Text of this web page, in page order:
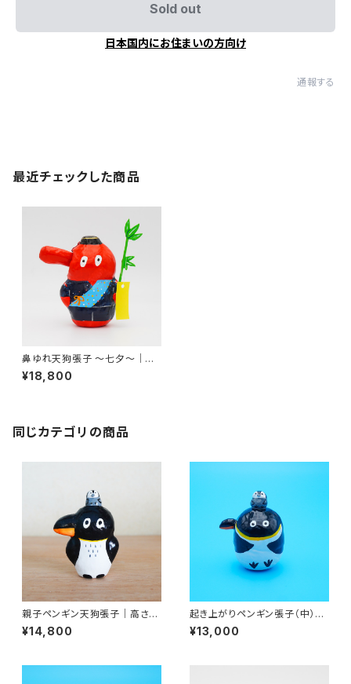
Sold out
日本国内にお住まいの方向け
通報する
最近チェックした商品
鼻ゆれ天狗張子 〜七夕〜｜高
さ約15cm
¥18,800
同じカテゴリの商品
親子ペンギン天狗張子｜高さ約
12cm
¥14,800
起き上がりペンギン張子（中）｜
高さ約8cm
¥13,000